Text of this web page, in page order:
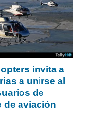
invita a
a unirse al
de
de aviación